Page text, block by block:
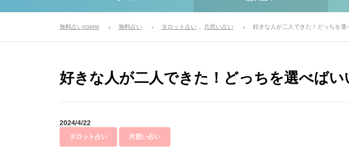
無料占いcoemi 無料占い タロット占い 片思い占い 好きな人が二人できた！どっちを選
好きな人が二人できた！どっちを選べばい
2024/4/22
タロット占い 片思い占い